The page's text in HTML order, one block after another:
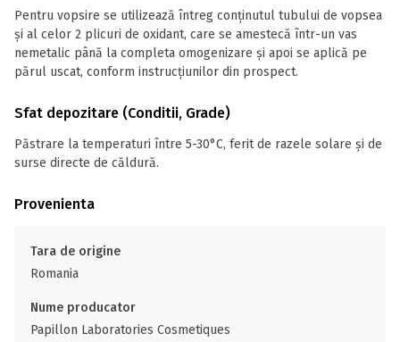
Pentru vopsire se utilizează întreg conţinutul tubului de vopsea
şi al celor 2 plicuri de oxidant, care se amestecă într-un vas
nemetalic până la completa omogenizare şi apoi se aplică pe
părul uscat, conform instrucţiunilor din prospect.
Sfat depozitare (Conditii, Grade)
Păstrare la temperaturi între 5-30°C, ferit de razele solare și de
surse directe de căldură.
Provenienta
Tara de origine
Romania
Nume producator
Papillon Laboratories Cosmetiques